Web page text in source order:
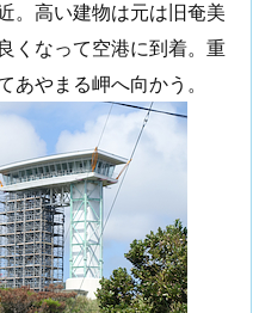
。高い建物は元は旧奄美
くなって空港に到着。重
あやまる岬へ向かう。